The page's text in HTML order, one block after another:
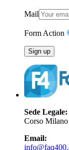
Mail
Form Action
Sede Legale:
Corso
Email: